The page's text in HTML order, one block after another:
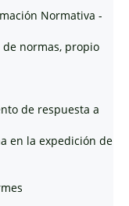
Normativa -
de normas, propio
de respuesta a
en la expedición de